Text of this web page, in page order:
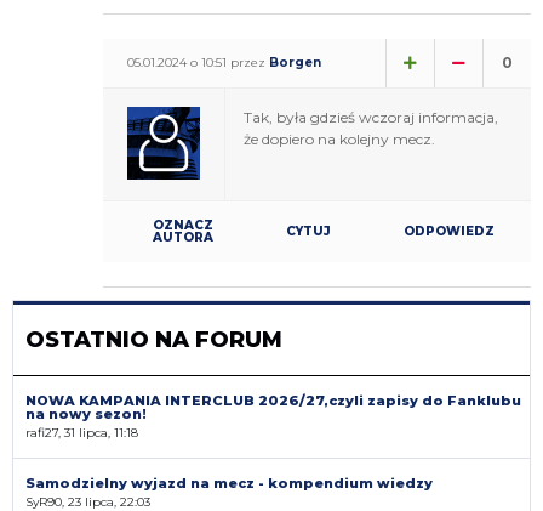
05.01.2024 o 10:51 przez Borgen 0
Tak, była gdzieś wczoraj informacja,
że dopiero na kolejny mecz.
OZNACZ
AUTORA CYTUJ ODPOWIEDZ
OSTATNIO NA FORUM
NOWA KAMPANIA INTERCLUB 2026/27,czyli zapisy do Fanklubu
na nowy sezon!
rafi27, 31 lipca, 11:18
Samodzielny wyjazd na mecz - kompendium wiedzy
SyR90, 23 lipca, 22:03